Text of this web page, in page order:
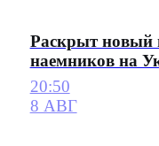
Раскрыт новый
наемников на
20:50
8 АВГ